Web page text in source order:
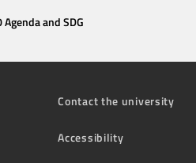
and SDG
Contact the university
Accessibility